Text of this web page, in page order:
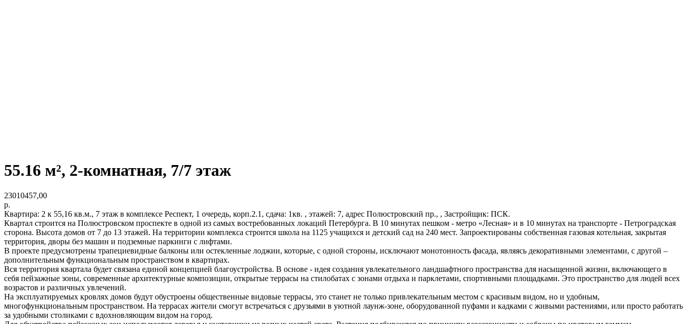
55.16 м², 2-комнатная, 7/7 этаж
23010457,00
р.
Квартира: 2 к 55,16 кв.м., 7 этаж в комплексе Респект, 1 очередь, корп.2.1, сдача: 1кв. , этажей: 7, адрес Полюстровский пр., , Застройщик: ПСК.
Квартал строится на Полюстровском проспекте в одной из самых востребованных локаций Петербурга. В 10 минутах пешком - метро «Лесная» и в 10 минутах на транспорте - Петроградская
сторона. Высота домов от 7 до 13 этажей. На территории комплекса строится школа на 1125 учащихся и детский сад на 240 мест. Запроектированы собственная газовая котельная, закрытая
территория, дворы без машин и подземные паркинги с лифтами.
В проекте предусмотрены трапециевидные балконы или остекленные лоджии, которые, с одной стороны, исключают монотонность фасада, являясь декоративными элементами, с другой –
дополнительным функциональным пространством в квартирах.
Вся территория квартала будет связана единой концепцией благоустройства. В основе - идея создания увлекательного ландшафтного пространства для насыщенной жизни, включающего в
себя пейзажные зоны, современные архитектурные композиции, открытые террасы на стилобатах с зонами отдыха и парклетами, спортивными площадками. Это пространство для людей всех
возрастов и различных увлечений.
На эксплуатируемых кровлях домов будут обустроены общественные видовые террасы, это станет не только привлекательным местом с красивым видом, но и удобным,
многофункциональным пространством. На террасах жители смогут встречаться с друзьями в уютной лаунж-зоне, оборудованной пуфами и кадками с живыми растениями, или просто работать
за удобными столиками с вдохновляющим видом на город.